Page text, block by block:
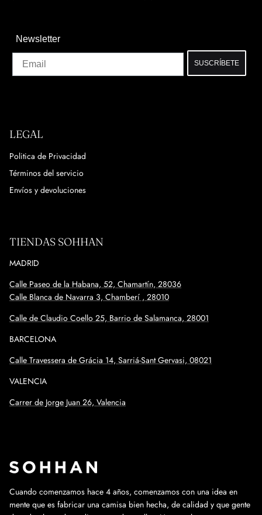
Newsletter
SUSCRÍBETE
LEGAL
Politica de Privacidad
Términos del servicio
Envíos y devoluciones
TIENDAS SOHHAN
MADRID
Calle Paseo de la Habana, 52, Chamartín, 28036
Calle Blanca de Navarra 3, Chamberí , 28010
Calle de Claudio Coello 25, Barrio de Salamanca, 28001
BARCELONA
Calle Travessera de Grácia 14, Sarriá-Sant Gervasi, 08021
VALENCIA
Carrer de Jorge Juan 26, Valencia
Cuando comenzamos hace 4 años, comenzamos con una idea en
mente que es fabricar una camisa bien hecha, de calidad y que gente